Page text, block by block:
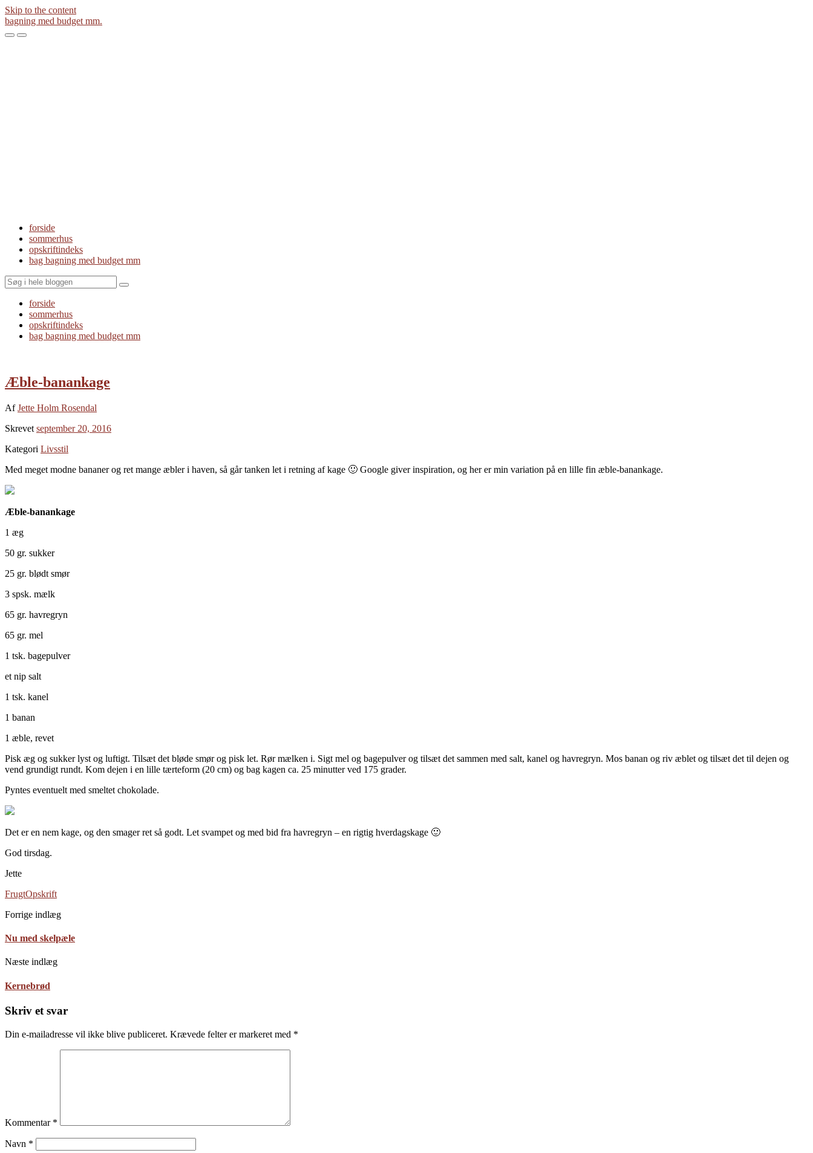
Skip to the content
bagning med budget mm.
ToggleToggle
forside
sommerhus
opskriftindeks
bag bagning med budget mm
Search
forside
sommerhus
opskriftindeks
bag bagning med budget mm
Æble-banankage
AfJette Holm Rosendal
Skrevet september 20, 2016
Kategori Livsstil
Med meget modne bananer og ret mange æbler i haven, så går tanken let i retning af kage 🙂 Google giver inspiration, og her er min variation på en lille fin æble-banankage.
Æble-banankage
1 æg
50 gr. sukker
25 gr. blødt smør
3 spsk. mælk
65 gr. havregryn
65 gr. mel
1 tsk. bagepulver
et nip salt
1 tsk. kanel
1 banan
1 æble, revet
Pisk æg og sukker lyst og luftigt. Tilsæt det bløde smør og pisk let. Rør mælken i. Sigt mel og bagepulver og tilsæt det sammen med salt, kanel og havregryn. Mos banan og riv æblet og tilsæt det til dejen og
vend grundigt rundt. Kom dejen i en lille tærteform (20 cm) og bag kagen ca. 25 minutter ved 175 grader.
Pyntes eventuelt med smeltet chokolade.
Det er en nem kage, og den smager ret så godt. Let svampet og med bid fra havregryn – en rigtig hverdagskage 🙂
God tirsdag.
Jette
FrugtOpskrift
Forrige indlæg
Nu med skelpæle
Næste indlæg
Kernebrød
Skriv et svar
Din e-mailadresse vil ikke blive publiceret. Krævede felter er markeret med *
Kommentar *
Navn *